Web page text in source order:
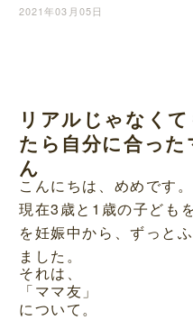
2021年03月05日
リアルじゃなく
たら自分に合っ
ん
こんにちは、めめです。
現在3歳と1歳の子ども
を妊娠中から、ずっと
ました。
それは、
「ママ友」
について。